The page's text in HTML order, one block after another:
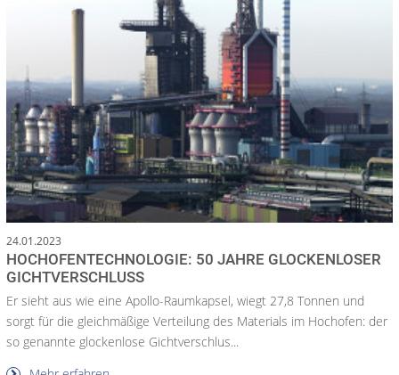
24.01.2023
HOCHOFENTECHNOLOGIE: 50 JAHRE GLOCKENLOSER
GICHTVERSCHLUSS
Er sieht aus wie eine Apollo-Raumkapsel, wiegt 27,8 Tonnen und
sorgt für die gleichmäßige Verteilung des Materials im Hochofen: der
so genannte glockenlose Gichtverschlus...